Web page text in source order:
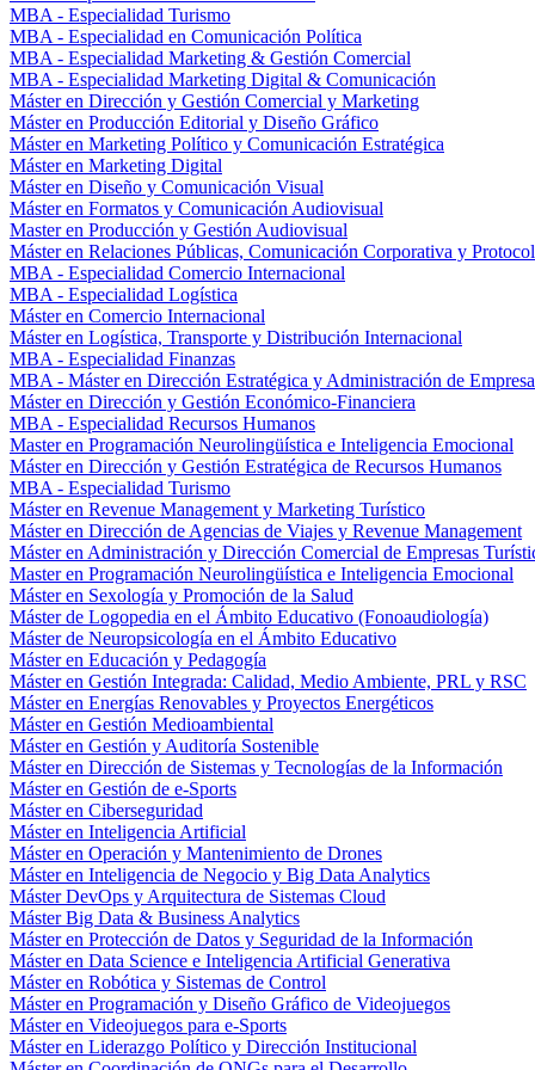
MBA - Especialidad Turismo
MBA - Especialidad en Comunicación Política
MBA - Especialidad Marketing & Gestión Comercial
MBA - Especialidad Marketing Digital & Comunicación
Máster en Dirección y Gestión Comercial y Marketing
Máster en Producción Editorial y Diseño Gráfico
Máster en Marketing Político y Comunicación Estratégica
Máster en Marketing Digital
Máster en Diseño y Comunicación Visual
Máster en Formatos y Comunicación Audiovisual
Master en Producción y Gestión Audiovisual
Máster en Relaciones Públicas, Comunicación Corporativa y
MBA - Especialidad Comercio Internacional
MBA - Especialidad Logística
Máster en Comercio Internacional
Máster en Logística, Transporte y Distribución Internacional
MBA - Especialidad Finanzas
MBA - Máster en Dirección Estratégica y Administración de
Máster en Dirección y Gestión Económico-Financiera
MBA - Especialidad Recursos Humanos
Master en Programación Neurolingüística e Inteligencia Emocional
Máster en Dirección y Gestión Estratégica de Recursos Humanos
MBA - Especialidad Turismo
Máster en Revenue Management y Marketing Turístico
Máster en Dirección de Agencias de Viajes y Revenue Management
Máster en Administración y Dirección Comercial de Empresas
Master en Programación Neurolingüística e Inteligencia Emocional
Máster en Sexología y Promoción de la Salud
Máster de Logopedia en el Ámbito Educativo (Fonoaudiología)
Máster de Neuropsicología en el Ámbito Educativo
Máster en Educación y Pedagogía
Máster en Gestión Integrada: Calidad, Medio Ambiente, PRL y RSC
Máster en Energías Renovables y Proyectos Energéticos
Máster en Gestión Medioambiental
Máster en Gestión y Auditoría Sostenible
Máster en Dirección de Sistemas y Tecnologías de la Información
Máster en Gestión de e-Sports
Máster en Ciberseguridad
Máster en Inteligencia Artificial
Máster en Operación y Mantenimiento de Drones
Máster en Inteligencia de Negocio y Big Data Analytics
Máster DevOps y Arquitectura de Sistemas Cloud
Máster Big Data & Business Analytics
Máster en Protección de Datos y Seguridad de la Información
Máster en Data Science e Inteligencia Artificial Generativa
Máster en Robótica y Sistemas de Control
Máster en Programación y Diseño Gráfico de Videojuegos
Máster en Videojuegos para e-Sports
Máster en Liderazgo Político y Dirección Institucional